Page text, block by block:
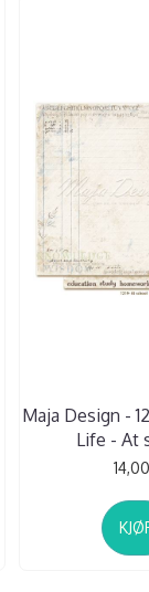
Maja Design -
Life - At